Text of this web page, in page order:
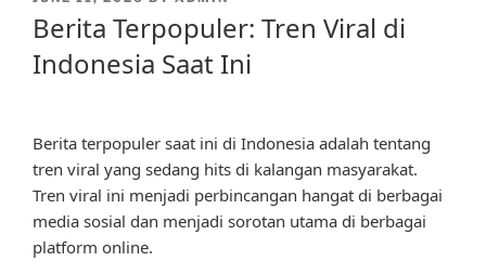
Berita Terpopuler: Tren Viral di
Indonesia Saat Ini
Berita terpopuler saat ini di Indonesia adalah tentang
tren viral yang sedang hits di kalangan masyarakat.
Tren viral ini menjadi perbincangan hangat di berbagai
media sosial dan menjadi sorotan utama di berbagai
platform online.